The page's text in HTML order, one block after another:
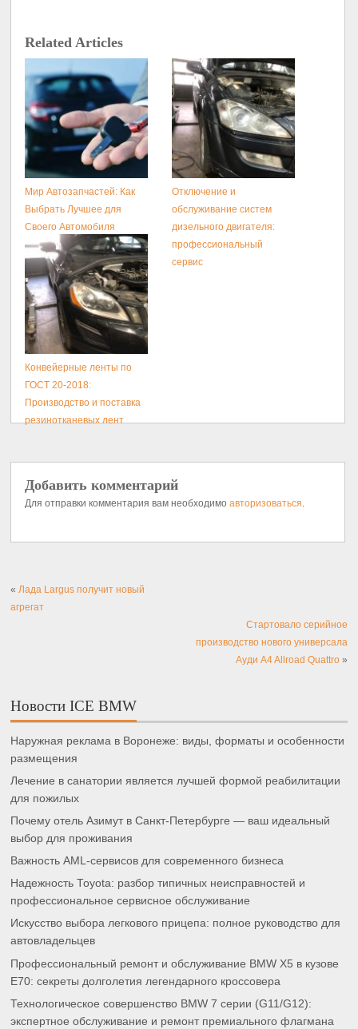
Related Articles
Мир Автозапчастей: Как
Выбрать Лучшее для
Своего Автомобиля
Отключение и
обслуживание систем
дизельного двигателя:
профессиональный
сервис
Конвейерные ленты по
ГОСТ 20-2018:
Производство и поставка
резинотканевых лент
Добавить комментарий
Для отправки комментария вам необходимоавторизоваться.
« Лада Largus получит новый
агрегат
Стартовало серийное
производство нового универсала
Ауди A4 Allroad Quattro»
Новости ICE BMW
Наружная реклама в Воронеже: виды, форматы и особенности
размещения
Лечение в санатории является лучшей формой реабилитации
для пожилых
Почему отель Азимут в Санкт-Петербурге — ваш идеальный
выбор для проживания
Важность AML-сервисов для современного бизнеса
Надежность Toyota: разбор типичных неисправностей и
профессиональное сервисное обслуживание
Искусство выбора легкового прицепа: полное руководство для
автовладельцев
Профессиональный ремонт и обслуживание BMW X5 в кузове
E70: секреты долголетия легендарного кроссовера
Технологическое совершенство BMW 7 серии (G11/G12):
экспертное обслуживание и ремонт премиального флагмана